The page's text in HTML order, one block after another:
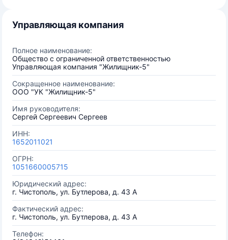
Управляющая компания
Полное наименование:
Общество с ограниченной ответственностью
Управляющая компания "Жилищник-5"
Сокращенное наименование:
ООО "УК "Жилищник-5"
Имя руководителя:
Сергей Сергеевич Сергеев
ИНН:
1652011021
ОГРН:
1051660005715
Юридический адрес:
г. Чистополь, ул. Бутлерова, д. 43 А
Фактический адрес:
г. Чистополь, ул. Бутлерова, д. 43 А
Телефон: